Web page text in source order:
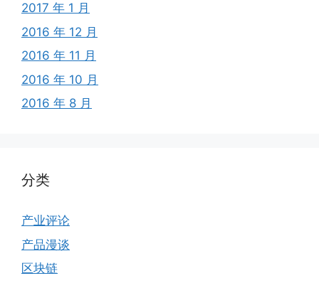
2017 年 1 月
2016 年 12 月
2016 年 11 月
2016 年 10 月
2016 年 8 月
分类
产业评论
产品漫谈
区块链